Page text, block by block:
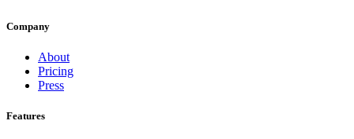
Company
About
Pricing
Press
Features